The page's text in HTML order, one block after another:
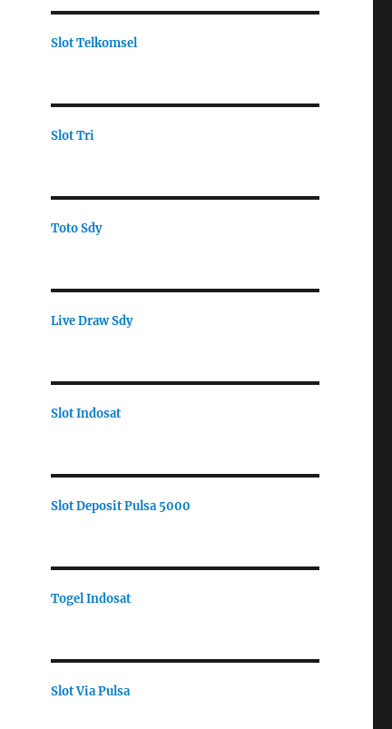
Slot Telkomsel
Slot Tri
Toto Sdy
Live Draw Sdy
Slot Indosat
Slot Deposit Pulsa 5000
Togel Indosat
Slot Via Pulsa